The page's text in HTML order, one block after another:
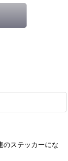
のステッカーにな